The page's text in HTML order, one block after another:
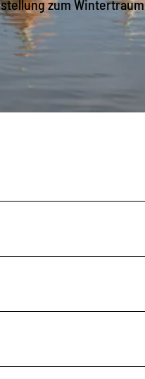
zum Wintertraum